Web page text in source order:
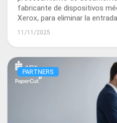
fabricante de dispositivos
Xerox, para eliminar la
los errores de facturación y
flujos de trabajo impulsados
11/11/2025
PARTNERS